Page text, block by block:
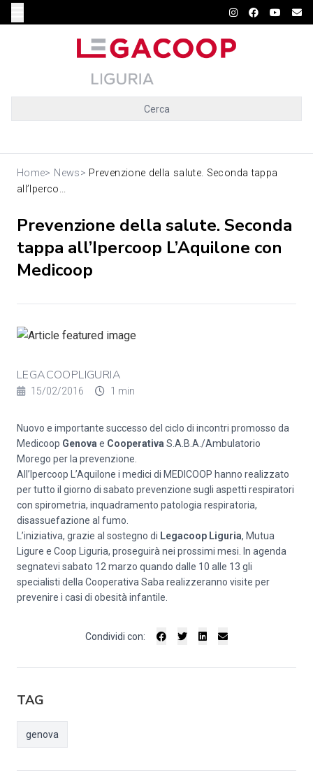
Cerca
Home> News> Prevenzione della salute. Seconda tappa
all’Iperco...
Prevenzione della salute. Seconda
tappa all’Ipercoop L’Aquilone con
Medicoop
LEGACOOPLIGURIA
15/02/2016 1 min
Nuovo e importante successo del ciclo di incontri promosso da
Medicoop Genova e Cooperativa S.A.B.A./Ambulatorio
Morego per la prevenzione.
All’Ipercoop L’Aquilone i medici di MEDICOOP hanno realizzato
per tutto il giorno di sabato prevenzione sugli aspetti respiratori
con spirometria, inquadramento patologia respiratoria,
disassuefazione al fumo.
L’iniziativa, grazie al sostegno di Legacoop Liguria, Mutua
Ligure e Coop Liguria, proseguirà nei prossimi mesi. In agenda
segnatevi sabato 12 marzo quando dalle 10 alle 13 gli
specialisti della Cooperativa Saba realizzeranno visite per
prevenire i casi di obesità infantile.
Condividi con:
TAG
genova